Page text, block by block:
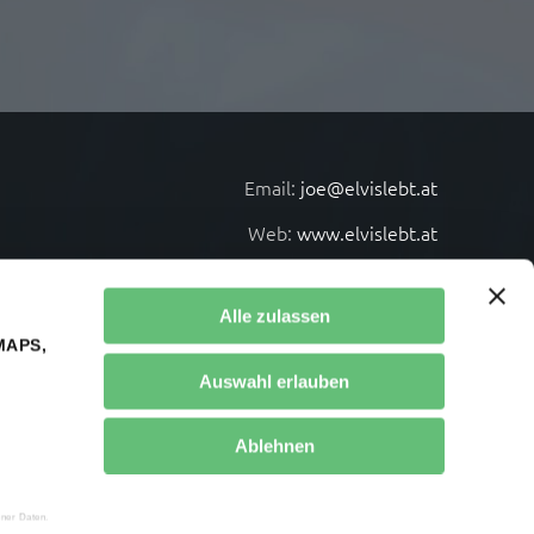
Daten.
Alle zulassen
Auswahl erlauben
Ablehnen
Email: joe@elvislebt.at
Web:www.elvislebt.at